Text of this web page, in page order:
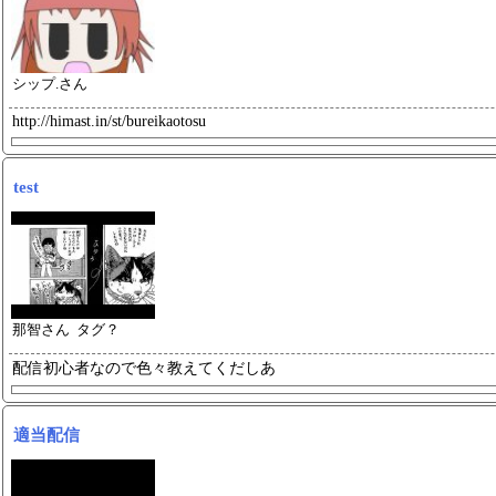
シップ.さん
http://himast.in/st/bureikaotosu
test
那智さん タグ？
配信初心者なので色々教えてくだしあ
適当配信